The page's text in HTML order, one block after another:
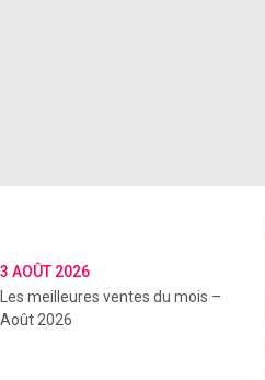
3 AOÛT 2026
Les meilleures ventes du mois –
Août 2026